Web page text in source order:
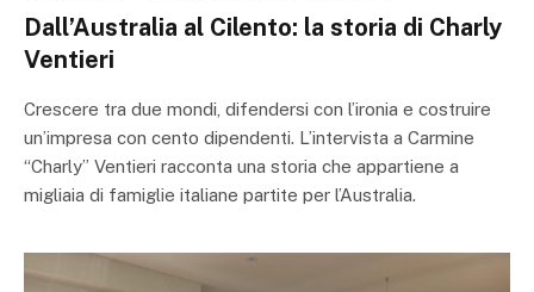
Dall’Australia al Cilento: la storia di Charly
Ventieri
Crescere tra due mondi, difendersi con l’ironia e costruire
un’impresa con cento dipendenti. L’intervista a Carmine
“Charly” Ventieri racconta una storia che appartiene a
migliaia di famiglie italiane partite per l’Australia.